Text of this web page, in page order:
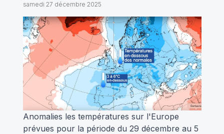
samedi 27 décembre 2025
Anomalies les températures sur l'Europe
prévues pour la période du 29 décembre au 5